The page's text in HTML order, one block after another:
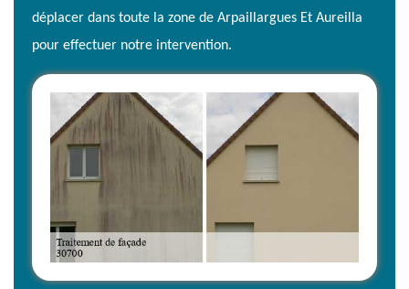
déplacer dans toute la zone de Arpaillargues Et Aureilla
pour effectuer notre intervention.